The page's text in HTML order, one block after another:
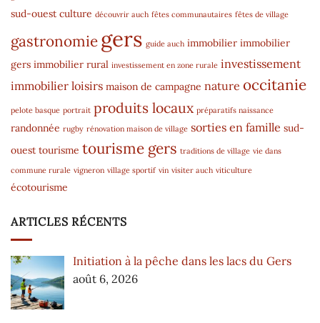
sud-ouest culture découvrir auch fêtes communautaires fêtes de village
gastronomiegers guide auch immobilier immobilier
gers immobilier rural investissement en zone rurale investissement
immobilier loisirs maison de campagne nature occitanie
pelote basque portrait produits locaux préparatifs naissance
randonnée rugby rénovation maison de village sorties en famille sud-
ouest tourisme tourisme gers traditions de village vie dans
commune rurale vigneron village sportif vin visiter auch viticulture
écotourisme
ARTICLES RÉCENTS
Initiation à la pêche dans les lacs du Gers
août 6, 2026